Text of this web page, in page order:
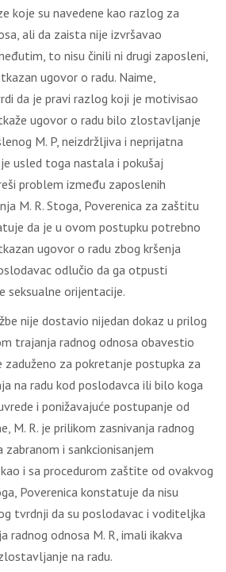
koje su navedene kao razlog za
ali da zaista nije izvršavao
to nisu činili ni drugi zaposleni,
ugovor o radu. Naime,
da je pravi razlog koji je motivisao
ugovor o radu bilo zlostavljanje
M. P, neizdržljiva i neprijatna
usled toga nastala i pokušaj
problem između zaposlenih
M. R. Stoga, Poverenica za zaštitu
da je u ovom postupku potrebno
ugovor o radu zbog kršenja
odlučio da ga otpusti
seksualne orijentacije.
nije dostavio nijedan dokaz u prilog
trajanja radnog odnosa obavestio
za pokretanje postupka za
na radu kod poslodavca ili bilo koga
i ponižavajuće postupanje od
M. R. je prilikom zasnivanja radnog
i sankcionisanjem
i sa procedurom zaštite od ovakvog
Poverenica konstatuje da nisu
tvrdnji da su poslodavac i voditeljka
radnog odnosa M. R, imali ikakva
na radu.